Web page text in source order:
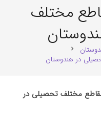
مختلف
chevron_right
در هندوستان
مختلف تحصیلی در